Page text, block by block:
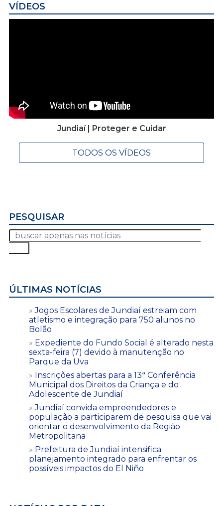
VÍDEOS
Jundiaí | Proteger e Cuidar
TODOS OS VÍDEOS
PESQUISAR
ÚLTIMAS NOTÍCIAS
Jogos Escolares de Jundiaí estreiam com
atletismo e integração para 750 alunos no
Bolão
Expediente do Fundo Social é alterado nesta
sexta-feira (7) devido à manutenção no
Parque da Uva
Inscrições abertas para a 13ª Conferência
Municipal dos Direitos da Criança e do
Adolescente de Jundiaí
Jundiaí convida empreendedores e
população a participarem de pesquisa que vai
orientar o desenvolvimento da Região
Metropolitana
Prefeitura de Jundiaí intensifica
planejamento integrado para enfrentar os
possíveis impactos do El Niño